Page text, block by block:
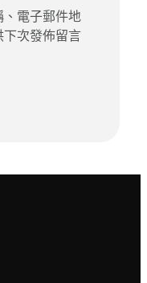
、電子郵件地
次發佈留言